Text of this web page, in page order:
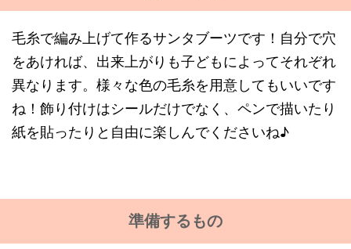
毛糸で編み上げて作るサンタブーツです！自分で穴
をあければ、出来上がりも子どもによってそれぞれ
異なります。様々な色の毛糸を用意してもいいです
ね！飾り付けはシールだけでなく、ペンで描いたり
紙を貼ったりと自由に楽しんでくださいね♪
準備するもの